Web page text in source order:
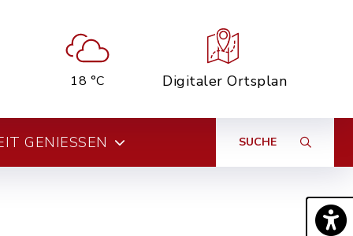
18 °C Digitaler Ortsplan
GENIESSEN SUCHE